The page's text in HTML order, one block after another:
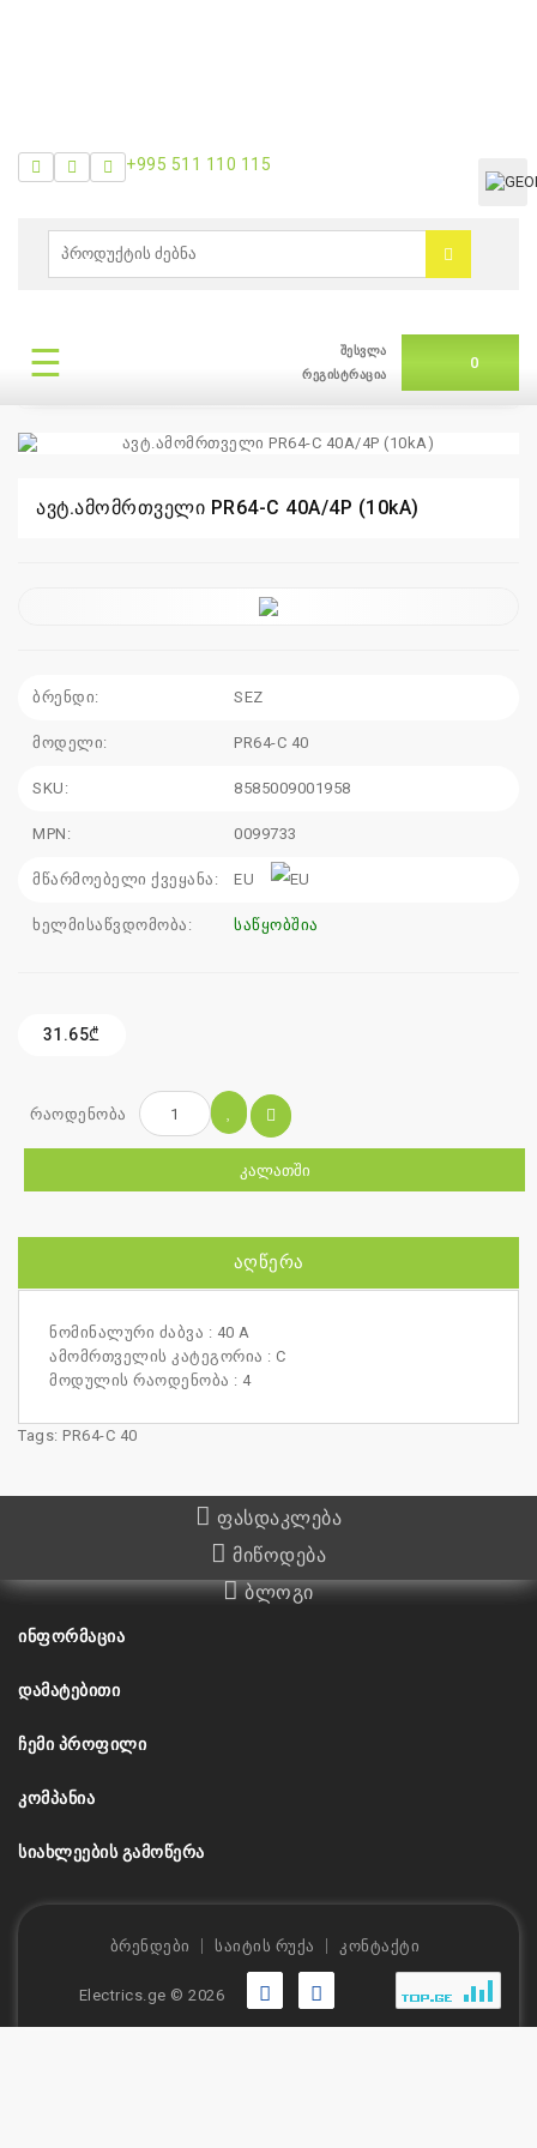
თვის
511
115
+995 511 110 115
☰
შესვლა
რეგისტრაცია
0
ავტ.ამომრთველი PR64-C 40A/4P (10kA)
ავტ.ამომრთველი PR64-C 40A/4P (10kA)
ბრენდი: SEZ
მოდელი: PR64-C 40
SKU: 8585009001958
MPN: 0099733
მწარმოებელი ქვეყანა: EU
ხელმისაწვდომობა: საწყობშია
31.65₾
რაოდენობა
ᲙᲐᲚᲐᲗᲨᲘ
ᲐᲦᲬᲔᲠᲐ
ნომინალური ძაბვა : 40 A
ამომრთველის კატეგორია : C
მოდულის რაოდენობა : 4
Tags: PR64-C 40
ფასდაკლება
მიწოდება
ბლოგი
ᲘᲜᲤᲝᲠᲛᲐᲪᲘᲐ
ᲓᲐᲛᲐᲢᲔᲑᲘᲗᲘ
ᲩᲔᲛᲘ ᲞᲠᲝᲤᲘᲚᲘ
ᲙᲝᲛᲞᲐᲜᲘᲐ
ᲡᲘᲐᲮᲚᲔᲔᲑᲘᲡ ᲒᲐᲛᲝᲬᲔᲠᲐ
ბრენდები საიტის რუქა კონტაქტი
Electrics.ge © 2026